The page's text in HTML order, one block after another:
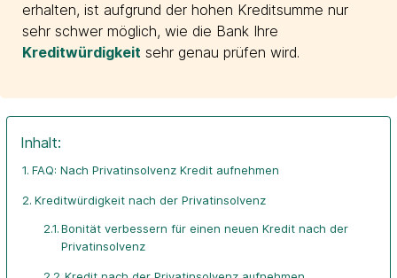
erhalten, ist aufgrund der hohen Kreditsumme nur
sehr schwer möglich, wie die Bank Ihre
Kreditwürdigkeit sehr genau prüfen wird.
Inhalt:
FAQ: Nach Privatinsolvenz Kredit aufnehmen
Kreditwürdigkeit nach der Privatinsolvenz
Bonität verbessern für einen neuen Kredit nach der
Privatinsolvenz